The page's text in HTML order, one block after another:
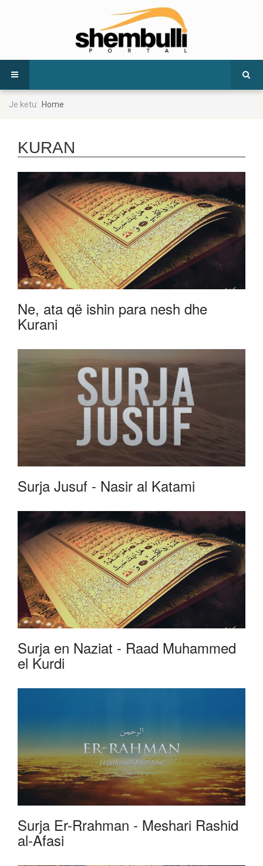
Je ketu: Home
KURAN
Ne, ata që ishin para nesh dhe
Kurani
Surja Jusuf - Nasir al Katami
Surja en Naziat - Raad Muhammed
el Kurdi
Surja Er-Rrahman - Meshari Rashid
al-Afasi